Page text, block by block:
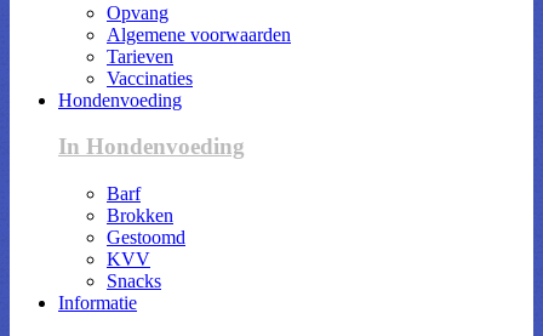
Opvang
Algemene voorwaarden
Tarieven
Vaccinaties
Hondenvoeding
In Hondenvoeding
Barf
Brokken
Gestoomd
KVV
Snacks
Informatie